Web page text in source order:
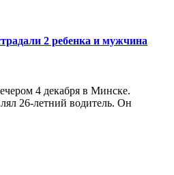
2 ребенка и мужчина
26-летний водитель. Он